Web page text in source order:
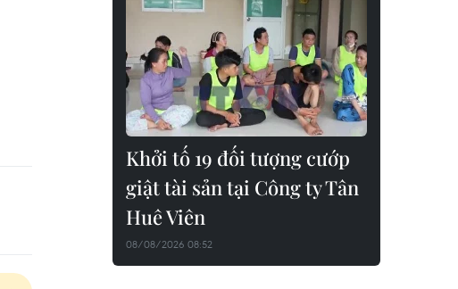
Khởi tố 19 đối tượng cướp
giật tài sản tại Công ty Tân
Huê Viên
08/08/2026 08:52